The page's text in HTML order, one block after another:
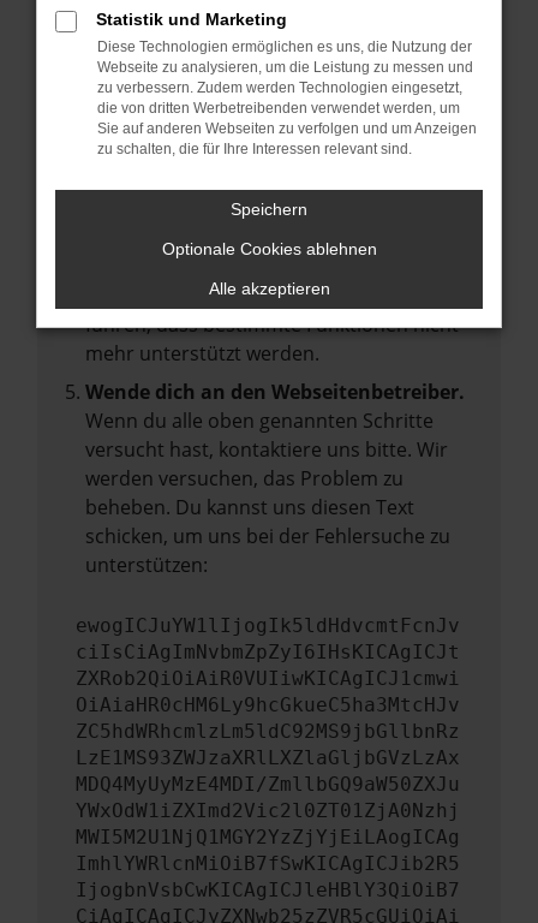
anderen Browser oder in einem privaten
Fenster?
Starte dein Gerät neu.
Das kann manchmal helfen,
vorübergehende Probleme zu beheben.
Betriebssystem auf dem neuesten Stand
Veraltete Software birgt nicht nur ein
Sicherheitsrisiko, sondern kann auch dazu
führen, dass bestimmte Funktionen nicht
mehr unterstützt werden.
Wende dich an den Webseitenbetreiber.
Wenn du alle oben genannten Schritte
versucht hast, kontaktiere uns bitte. Wir
werden versuchen, das Problem zu
beheben. Du kannst uns diesen Text
schicken, um uns bei der Fehlersuche zu
unterstützen:
ewogICJuYW1lIjogIk5ldHdvcmtFcnJv
ciIsCiAgImNvbmZpZyI6IHsKICAgICJt
ZXRob2QiOiAiR0VUIiwKICAgICJ1cmwi
OiAiaHR0cHM6Ly9hcGkueC5ha3MtcHJv
ZC5hdWRhcmlzLm5ldC92MS9jbGllbnRz
LzE1MS93ZWJzaXRlLXZlaGljbGVzLzAx
MDQ4MyUyMzE4MDI/ZmllbGQ9aW50ZXJu
YWxOdW1iZXImd2Vic2l0ZT01ZjA0Nzhj
MWI5M2U1NjQ1MGY2YzZjYjEiLAogICAg
ImhlYWRlcnMiOiB7fSwKICAgICJib2R5
IjogbnVsbCwKICAgICJleHBlY3QiOiB7
CiAgICAgICJyZXNwb25zZVR5cGUiOiAi
Statistik und Marketing
Diese Technologien ermöglichen es uns, die Nutzung der
Webseite zu analysieren, um die Leistung zu messen und
zu verbessern. Zudem werden Technologien eingesetzt,
die von dritten Werbetreibenden verwendet werden, um
Sie auf anderen Webseiten zu verfolgen und um Anzeigen
zu schalten, die für Ihre Interessen relevant sind.
Speichern
Optionale Cookies ablehnen
Alle akzeptieren